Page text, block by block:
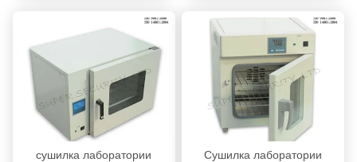
сушилка лаборатории
Сушилка лаборатории